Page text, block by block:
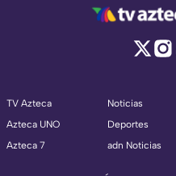
TV Azteca
Azteca UNO
Azteca 7
Noticias
Deportes
adn Noticias